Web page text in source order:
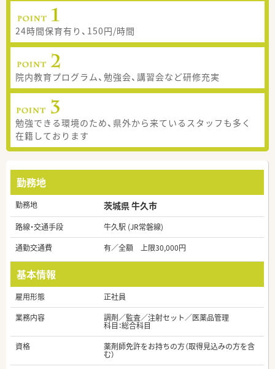
24時間保育有り、150円/時間
院内教育プログラム、勉強会、講習会など研修充実
勉強できる環境のため、県外から来ているスタッフも多く
在籍しております
勤務地
勤務地 茨城県 牛久市
路線・交通手段
牛久駅 (JR常磐線)
通勤交通費
有／全額 上限30,000円
基本情報
雇用形態
正社員
業務内容
調剤／監査／注射セット／医薬品管理
科目：総合科目
資格
薬剤師免許をお持ちの方（取得見込みの方を含
む）